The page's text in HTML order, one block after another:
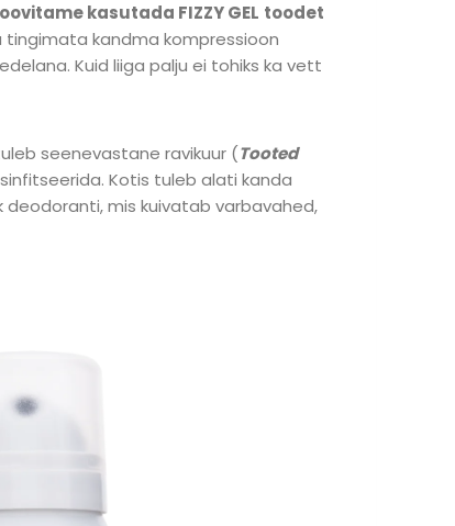
kasutada FIZZY GEL toodet
tingimata kandma kompressioon
Kuid liiga palju ei tohiks ka vett
seenevastane ravikuur (Tooted
Kotis tuleb alati kanda
mis kuivatab varbavahed,